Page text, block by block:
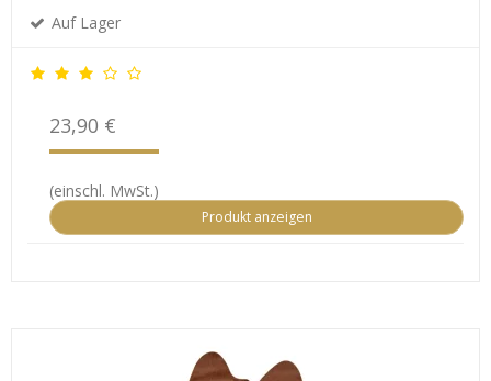
Auf Lager
23,90 €
(einschl. MwSt.)
Produkt anzeigen